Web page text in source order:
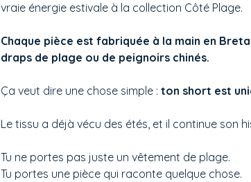
vraie énergie estivale à la collection Côté Plage.
Chaque pièce est fabriquée à la main en
draps de plage ou de peignoirs chinés.
Ça veut dire une chose simple : ton short est
Le tissu a déjà vécu des étés, et il continue son
Tu ne portes pas juste un vêtement de plage.
Tu portes une pièce qui raconte quelque chose.